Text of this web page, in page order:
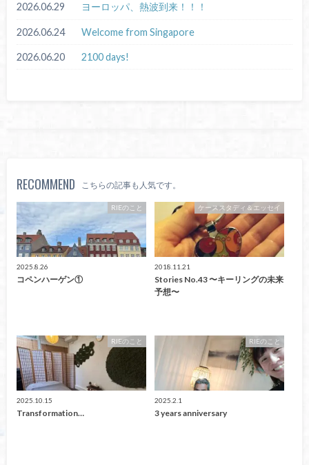
2026.06.29 ヨーロッパ、熱波到来！！！
2026.06.24 Welcome from Singapore
2026.06.20 2100 days!
RECOMMEND こちらの記事も人気です。
RIEのこと
2025.8.26
コペンハーゲン①
ケーススタディ＆エッセイ
2018.11.21
Stories No.43 〜キーリングの未来
予想〜
RIEのこと
2025.10.15
Transformation…
RIEのこと
2025.2.1
3 years anniversary